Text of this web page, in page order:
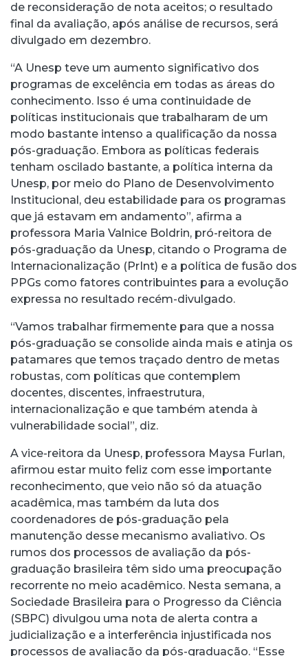
de reconsideração de nota aceitos; o resultado
final da avaliação, após análise de recursos, será
divulgado em dezembro.
“A Unesp teve um aumento significativo dos
programas de excelência em todas as áreas do
conhecimento. Isso é uma continuidade de
políticas institucionais que trabalharam de um
modo bastante intenso a qualificação da nossa
pós-graduação. Embora as políticas federais
tenham oscilado bastante, a política interna da
Unesp, por meio do Plano de Desenvolvimento
Institucional, deu estabilidade para os programas
que já estavam em andamento”, afirma a
professora Maria Valnice Boldrin, pró-reitora de
pós-graduação da Unesp, citando o Programa de
Internacionalização (PrInt) e a política de fusão dos
PPGs como fatores contribuintes para a evolução
expressa no resultado recém-divulgado.
“Vamos trabalhar firmemente para que a nossa
pós-graduação se consolide ainda mais e atinja os
patamares que temos traçado dentro de metas
robustas, com políticas que contemplem
docentes, discentes, infraestrutura,
internacionalização e que também atenda à
vulnerabilidade social”, diz.
A vice-reitora da Unesp, professora Maysa Furlan,
afirmou estar muito feliz com esse importante
reconhecimento, que veio não só da atuação
acadêmica, mas também da luta dos
coordenadores de pós-graduação pela
manutenção desse mecanismo avaliativo. Os
rumos dos processos de avaliação da pós-
graduação brasileira têm sido uma preocupação
recorrente no meio acadêmico. Nesta semana, a
Sociedade Brasileira para o Progresso da Ciência
(SBPC) divulgou uma nota de alerta contra a
judicialização e a interferência injustificada nos
processos de avaliação da pós-graduação. “Esse